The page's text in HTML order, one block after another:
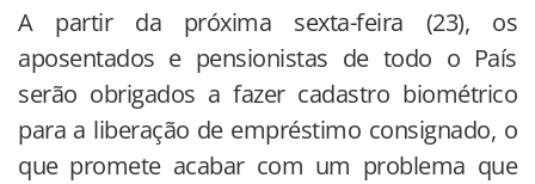
A partir da próxima sexta-feira (23), os
aposentados e pensionistas de todo o País
serão obrigados a fazer cadastro biométrico
para a liberação de empréstimo consignado, o
que promete acabar com um problema que